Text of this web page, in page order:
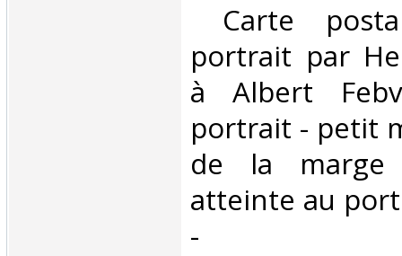
Carte
portrait par
à Albert
portrait - petit
de la marge
atteinte au
-‎